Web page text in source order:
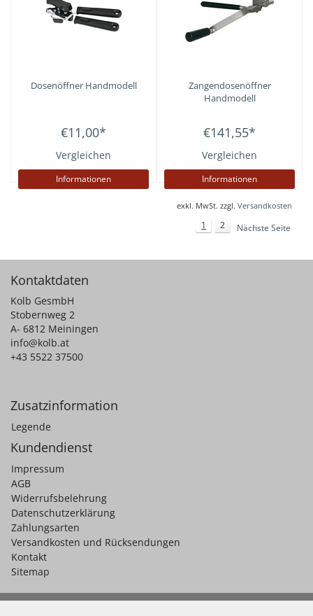
Dosenöffner Handmodell
€11,00*
Vergleichen
Informationen
Zangendosenöffner
Handmodell
€141,55*
Vergleichen
Informationen
exkl. MwSt. zzgl. Versandkosten
1 2 Nächste Seite
Kontaktdaten
Kolb GesmbH
Stobernweg 2
A- 6812 Meiningen
info@kolb.at
+43 5522 37500
Zusatzinformation
Legende
Kundendienst
Impressum
AGB
Widerrufsbelehrung
Datenschutzerklärung
Zahlungsarten
Versandkosten und Rücksendungen
Kontakt
Sitemap